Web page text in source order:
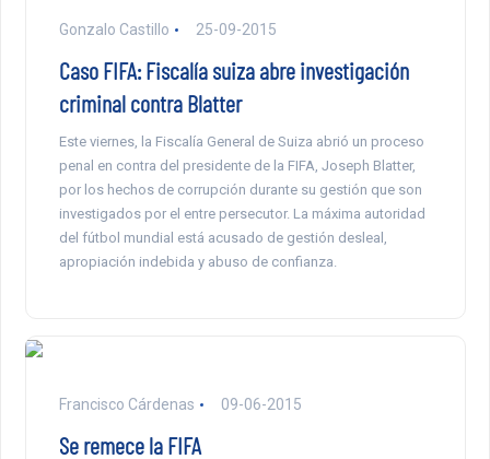
Gonzalo Castillo 25-09-2015
Caso FIFA: Fiscalía suiza abre investigación
criminal contra Blatter
Este viernes, la Fiscalía General de Suiza abrió un proceso
penal en contra del presidente de la FIFA, Joseph Blatter,
por los hechos de corrupción durante su gestión que son
investigados por el entre persecutor. La máxima autoridad
del fútbol mundial está acusado de gestión desleal,
apropiación indebida y abuso de confianza.
Francisco Cárdenas 09-06-2015
Se remece la FIFA